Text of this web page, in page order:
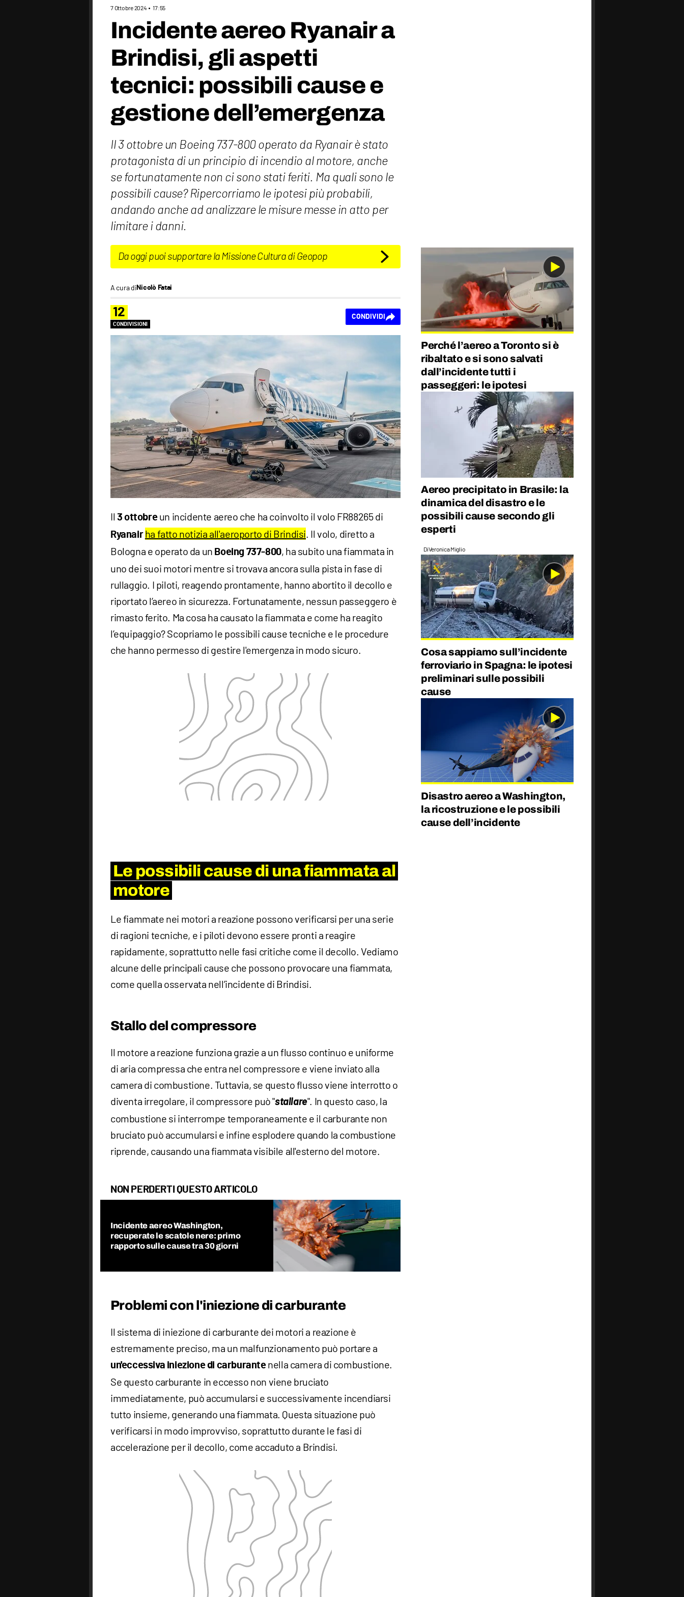
7 Ottobre 2024 17:55
Incidente aereo Ryanair a
Brindisi, gli aspetti
tecnici: possibili cause e
gestione dell’emergenza
Il 3 ottobre un Boeing 737-800 operato da Ryanair è stato
protagonista di un principio di incendio al motore, anche
se fortunatamente non ci sono stati feriti. Ma quali sono le
possibili cause? Ripercorriamo le ipotesi più probabili,
andando anche ad analizzare le misure messe in atto per
limitare i danni.
Da oggi puoi supportare la Missione Cultura di Geopop
A cura diNicolò Fatai
12
CONDIVISIONI
CONDIVIDI
Il 3 ottobreun incidente aereo che ha coinvolto il volo FR88265 di
Ryanair ha fatto notizia all'aeroporto di Brindisi. Il volo, diretto a
Bologna e operato da un Boeing 737-800, ha subito una fiammata in
uno dei suoi motori mentre si trovava ancora sulla pista in fase di
rullaggio. I piloti, reagendo prontamente, hanno abortito il decollo e
riportato l’aereo in sicurezza. Fortunatamente, nessun passeggero è
rimasto ferito. Ma cosa ha causato la fiammata e come ha reagito
l’equipaggio? Scopriamo le possibili cause tecniche e le procedure
che hanno permesso di gestire l'emergenza in modo sicuro.
Le possibili cause di una fiammata al
motore
Le fiammate nei motori a reazione possono verificarsi per una serie
di ragioni tecniche, e i piloti devono essere pronti a reagire
rapidamente, soprattutto nelle fasi critiche come il decollo. Vediamo
alcune delle principali cause che possono provocare una fiammata,
come quella osservata nell’incidente di Brindisi.
Stallo del compressore
Il motore a reazione funziona grazie a un flusso continuo e uniforme
di aria compressa che entra nel compressore e viene inviato alla
camera di combustione. Tuttavia, se questo flusso viene interrotto o
diventa irregolare, il compressore può "stallare". In questo caso, la
combustione si interrompe temporaneamente e il carburante non
bruciato può accumularsi e infine esplodere quando la combustione
riprende, causando una fiammata visibile all'esterno del motore.
NON PERDERTI QUESTO ARTICOLO
Incidente aereo Washington,
recuperate le scatole nere: primo
rapporto sulle cause tra 30 giorni
Problemi con l'iniezione di carburante
Il sistema di iniezione di carburante dei motori a reazione è
estremamente preciso, ma un malfunzionamento può portare a
un'eccessiva iniezionedi carburantenella camera di combustione.
Se questo carburante in eccesso non viene bruciato
immediatamente, può accumularsi e successivamente incendiarsi
tutto insieme, generando una fiammata. Questa situazione può
verificarsi in modo improvviso, soprattutto durante le fasi di
accelerazione per il decollo, come accaduto a Brindisi.
Perché l’aereo a Toronto si è
ribaltato e si sono salvati
dall’incidente tutti i
passeggeri: le ipotesi
Aereo precipitato in Brasile: la
dinamica del disastro e le
possibili cause secondo gli
esperti
DiVeronica Miglio
Cosa sappiamo sull’incidente
ferroviario in Spagna: le ipotesi
preliminari sulle possibili
cause
Disastro aereo a Washington,
la ricostruzione e le possibili
cause dell’incidente